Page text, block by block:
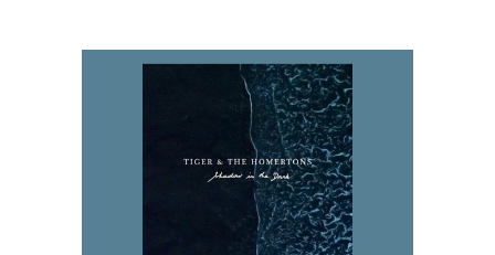
Post navigation